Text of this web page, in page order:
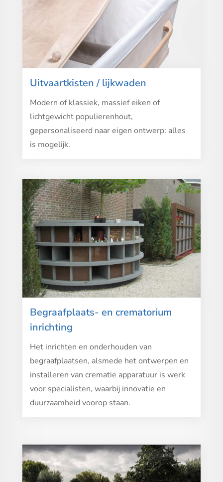
Uitvaartkisten / lijkwaden
Modern of klassiek, massief eiken of
lichtgewicht populierenhout,
gepersonaliseerd naar eigen ontwerp: alles
is mogelijk.
Begraafplaats- en crematorium
inrichting
Het inrichten en onderhouden van
begraafplaatsen, alsmede het ontwerpen en
installeren van crematie apparatuur is werk
voor specialisten, waarbij innovatie en
duurzaamheid voorop staan.